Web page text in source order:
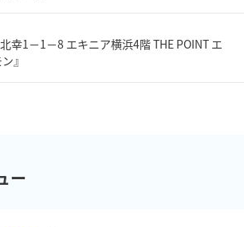
幸1－1－8 エキニア横浜4階 THE POINT エ
』
ー